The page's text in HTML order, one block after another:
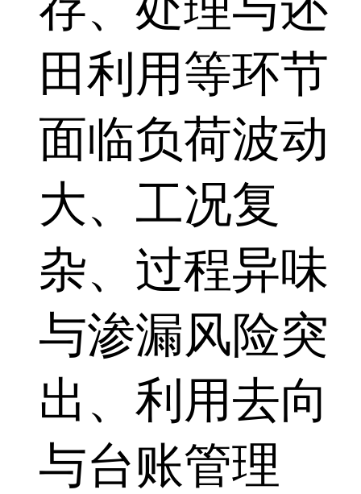
田利用等环节
面临负荷波动
大、工况复
杂、过程异味
与渗漏风险突
出、利用去向
与台账管理